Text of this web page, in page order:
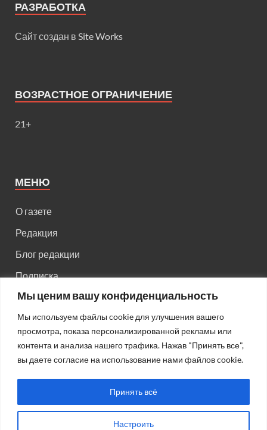
Мы ценим вашу конфиденциальность
Мы используем файлы cookie для улучшения вашего
просмотра, показа персонализированной рекламы или
контента и анализа нашего трафика. Нажав "Принять все",
вы даете согласие на использование нами файлов cookie.
Настроить
Принять всё
РАЗРАБОТКА
Сайт создан в Site Works
ВОЗРАСТНОЕ ОГРАНИЧЕНИЕ
21+
МЕНЮ
О газете
Редакция
Блог редакции
Подписка
Правила поведения на сайте
Реклама
Старый HTML сайт